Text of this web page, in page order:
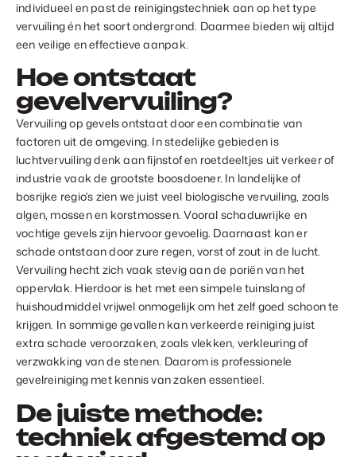
individueel en past de reinigingstechniek aan op het type
vervuiling én het soort ondergrond. Daarmee bieden wij altijd
een veilige en effectieve aanpak.
Hoe ontstaat
gevelvervuiling?
Vervuiling op gevels ontstaat door een combinatie van
factoren uit de omgeving. In stedelijke gebieden is
luchtvervuiling denk aan fijnstof en roetdeeltjes uit verkeer of
industrie vaak de grootste boosdoener. In landelijke of
bosrijke regio’s zien we juist veel biologische vervuiling, zoals
algen, mossen en korstmossen. Vooral schaduwrijke en
vochtige gevels zijn hiervoor gevoelig. Daarnaast kan er
schade ontstaan door zure regen, vorst of zout in de lucht.
Vervuiling hecht zich vaak stevig aan de poriën van het
oppervlak. Hierdoor is het met een simpele tuinslang of
huishoudmiddel vrijwel onmogelijk om het zelf goed schoon te
krijgen. In sommige gevallen kan verkeerde reiniging juist
extra schade veroorzaken, zoals vlekken, verkleuring of
verzwakking van de stenen. Daarom is professionele
gevelreiniging met kennis van zaken essentieel.
De juiste methode:
techniek afgestemd op